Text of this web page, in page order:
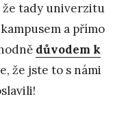
že tady univerzitu
a přímo
důvodem k
že jste to s námi